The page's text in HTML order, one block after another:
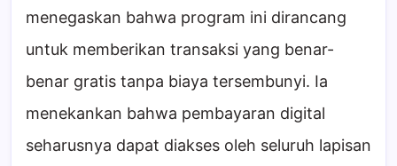
menegaskan bahwa program ini dirancang
untuk memberikan transaksi yang benar-
benar gratis tanpa biaya tersembunyi. Ia
menekankan bahwa pembayaran digital
seharusnya dapat diakses oleh seluruh lapisan